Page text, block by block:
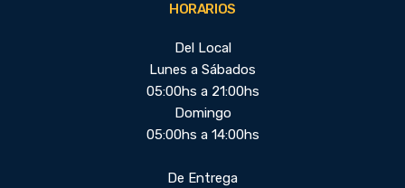
HORARIOS
Del Local
Lunes a Sábados
05:00hs a 21:00hs
Domingo
05:00hs a 14:00hs
De Entrega